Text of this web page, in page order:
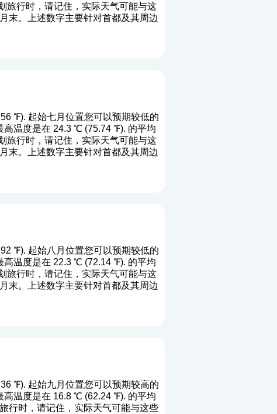
旅行时，请记住，实际天气可能与这
末。上述数字主要针对首都及其周边
℉). 起始七月位置您可以预期较低的
温度是在 24.3 ℃ (75.74 ℉). 的平均
旅行时，请记住，实际天气可能与这
末。上述数字主要针对首都及其周边
℉). 起始八月位置您可以预期较低的
温度是在 22.3 ℃ (72.14 ℉). 的平均
旅行时，请记住，实际天气可能与这
末。上述数字主要针对首都及其周边
℉). 起始九月位置您可以预期较高的
温度是在 16.8 ℃ (62.24 ℉). 的平均
行时，请记住，实际天气可能与这些